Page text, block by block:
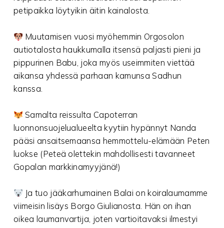
petipaikka löytyikin äitin kainalosta.
Muutamisen vuosi myöhemmin Orgosolon
autiotalosta haukkumalla itsensä paljasti pieni ja
pippurinen Babu, joka myös useimmiten viettää
aikansa yhdessä parhaan kamunsa Sadhun
kanssa.
Samalta reissulta Capoterran
luonnonsuojelualueelta kyytiin hypännyt Nanda
pääsi ansaitsemaansa hemmottelu-elämään Peten
luokse (Peteä olettekin mahdollisesti tavanneet
Gopalan markkinamyyjänä!)
Ja tuo jääkarhumainen Balai on koiralaumamme
viimeisin lisäys Borgo Giulianosta. Hän on ihan
oikea laumanvartija, joten vartioitavaksi ilmestyi